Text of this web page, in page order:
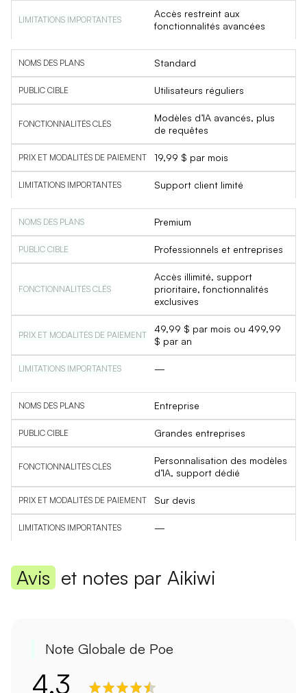
Accès restreint aux
fonctionnalités avancées
Standard
Utilisateurs réguliers
Modèles d’IA avancés, plus
de requêtes
19,99 $ par mois
Support client limité
Premium
Professionnels et entreprises
Accès illimité, support
prioritaire, fonctionnalités
exclusives
49,99 $ par mois ou 499,99
$ par an
—
Entreprise
Grandes entreprises
Personnalisation des modèles
d’IA, support dédié
Sur devis
—
Avis et notes par Aikiwi
Note Globale de Poe
4.3